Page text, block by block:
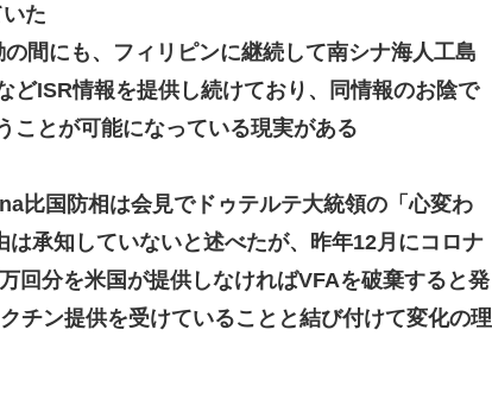
た
間にも、フィリピンに継続して南シナ海人工島
どISR情報を提供し続けており、同情報のお陰で
ことが可能になっている現実がある
比国防相は会見でドゥテルテ大統領の「心変わ
は承知していないと述べたが、昨年12月にコロナ
回分を米国が提供しなければVFAを破棄すると発
ン提供を受けていることと結び付けて変化の理